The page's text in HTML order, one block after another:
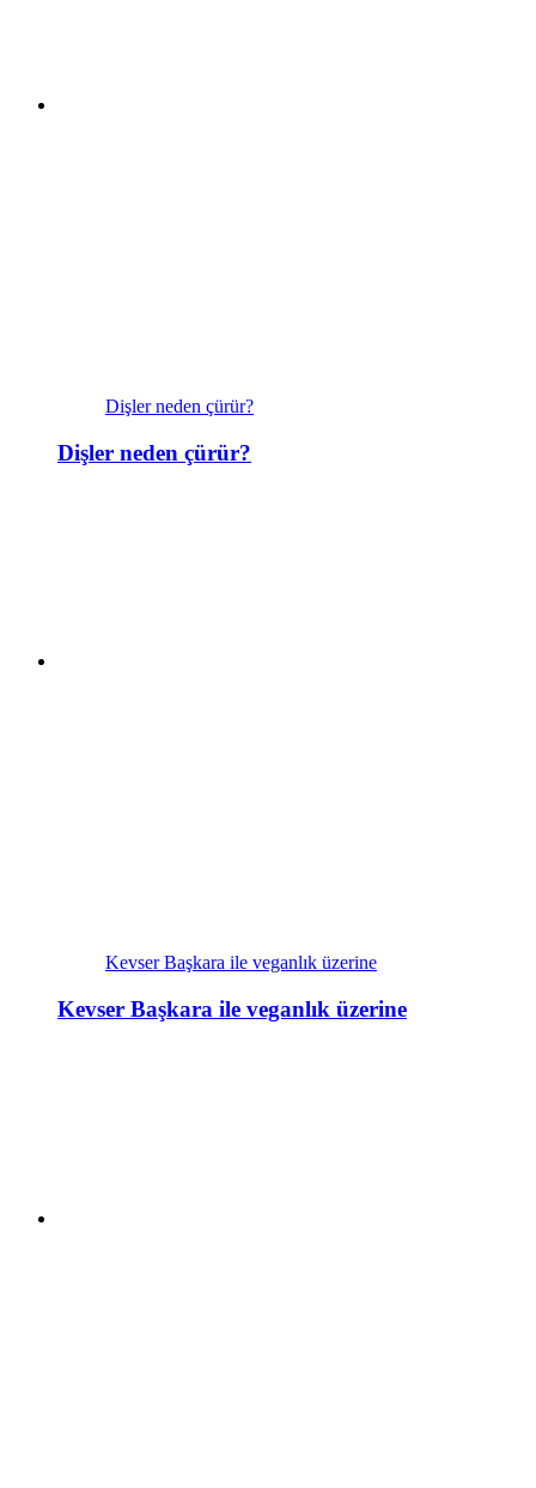
Dişler neden çürür?
Dişler neden çürür?
Kevser Başkara ile veganlık üzerine
Kevser Başkara ile veganlık üzerine